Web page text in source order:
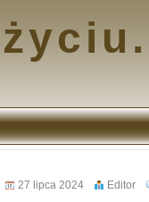
27 lipca 2024 Editor